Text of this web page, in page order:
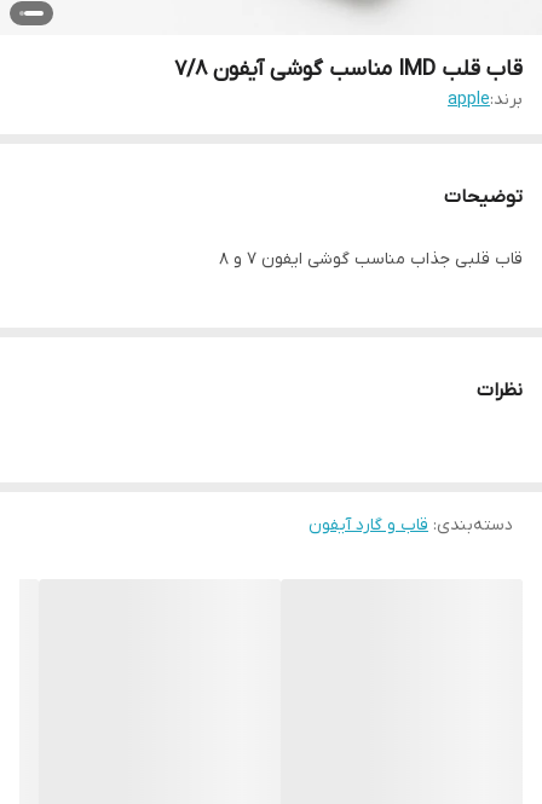
قاب قلب IMD مناسب گوشی آیفون 7/8
برند:apple
توضیحات
قاب قلبی جذاب مناسب گوشی ایفون 7 و 8
نظرات
دسته‌بندی: قاب و گارد آیفون